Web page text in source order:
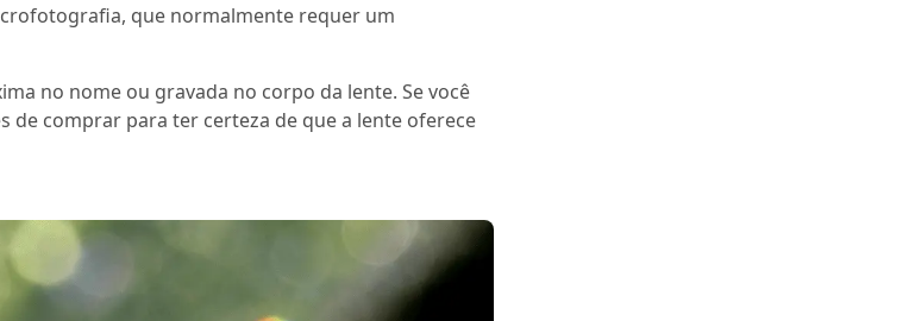
que normalmente requer um
no nome ou gravada no corpo da lente. Se você
de comprar para ter certeza de que a lente oferece